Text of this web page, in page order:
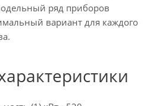
ряд приборов
вариант для каждого